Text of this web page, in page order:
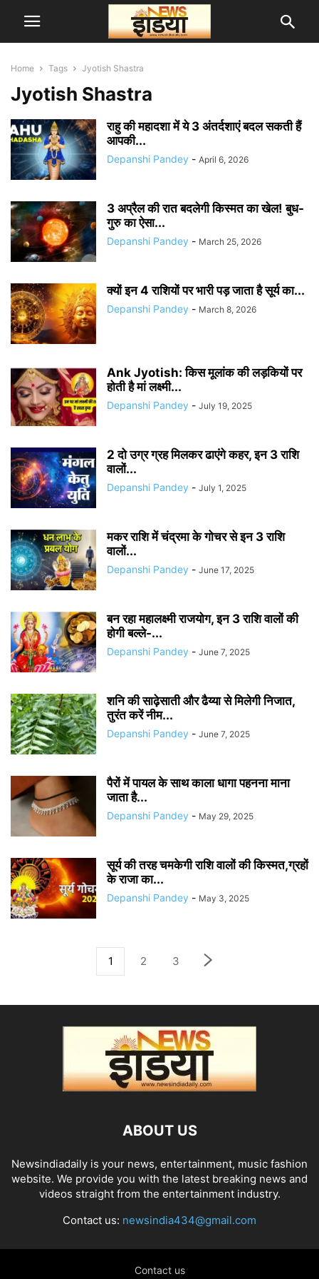
Home Tags Jyotish Shastra
Jyotish Shastra
राहु की महादशा में ये 3 अंतर्दशाएं बदल सकती हैं
आपकी...
Depanshi Pandey - April 6, 2026
3 अप्रैल की रात बदलेगी किस्मत का खेल! बुध-
गुरु का ऐसा...
Depanshi Pandey - March 25, 2026
क्यों इन 4 राशियों पर भारी पड़ जाता है सूर्य का...
Depanshi Pandey - March 8, 2026
Ank Jyotish: किस मूलांक की लड़कियों पर
होती है मां लक्ष्मी...
Depanshi Pandey - July 19, 2025
2 दो उग्र ग्रह मिलकर ढाएंगे कहर, इन 3 राशि
वालों...
Depanshi Pandey - July 1, 2025
मकर राशि में चंद्रमा के गोचर से इन 3 राशि
वालों...
Depanshi Pandey - June 17, 2025
बन रहा महालक्ष्मी राजयोग, इन 3 राशि वालों की
होगी बल्ले-...
Depanshi Pandey - June 7, 2025
शनि की साढ़ेसाती और ढैय्या से मिलेगी निजात,
तुरंत करें नीम...
Depanshi Pandey - June 7, 2025
पैरों में पायल के साथ काला धागा पहनना माना
जाता है...
Depanshi Pandey - May 29, 2025
सूर्य की तरह चमकेगी राशि वालों की किस्मत,ग्रहों
के राजा का...
Depanshi Pandey - May 3, 2025
1 2 3
ABOUT US
Newsindiadaily is your news, entertainment, music fashion
website. We provide you with the latest breaking news and
videos straight from the entertainment industry.
Contact us: newsindia434@gmail.com
Contact us